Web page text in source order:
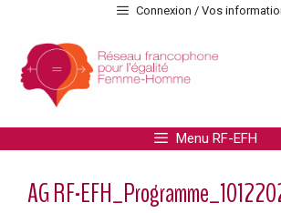
contenu
Connexion / Vos
Menu RF-EFH
AG RF-